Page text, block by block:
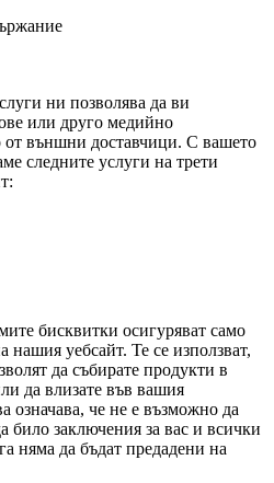
ни позволява да ви
или друго медийно
от външни доставчици. С вашето
следните услуги на трети
бисквитки осигуряват само
уебсайт. Те се използват,
да събирате продукти в
да влизате във вашия
означава, че не е възможно да
било заключения за вас и всички
няма да бъдат предадени на